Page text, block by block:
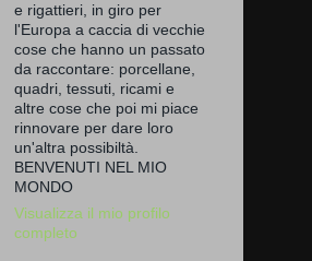
e rigattieri, in giro per
l'Europa a caccia di vecchie
cose che hanno un passato
da raccontare: porcellane,
quadri, tessuti, ricami e
altre cose che poi mi piace
rinnovare per dare loro
un'altra possibiltà.
BENVENUTI NEL MIO
MONDO
Visualizza il mio profilo
completo